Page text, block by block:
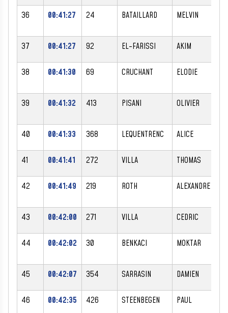
36 00:41:27 24 BATAILLARD MELVIN
37 00:41:27 92 EL-FARISSI AKIM
38 00:41:30 69 CRUCHANT ELODIE
39 00:41:32 413 PISANI OLIVIER
40 00:41:33 368 LEQUENTRENC ALICE
41 00:41:41 272 VILLA THOMAS
42 00:41:49 219 ROTH ALEXANDRE
43 00:42:00 271 VILLA CEDRIC
44 00:42:02 30 BENKACI MOKTAR
45 00:42:07 354 SARRASIN DAMIEN
46 00:42:35 426 STEENBEGEN PAUL